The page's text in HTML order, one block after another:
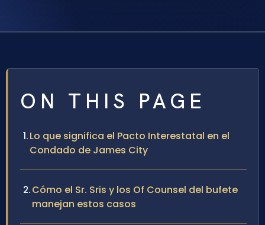
ON THIS PAGE
Lo que significa el Pacto Interestatal en el
Condado de James City
Cómo el Sr. Sris y los Of Counsel del bufete
manejan estos casos